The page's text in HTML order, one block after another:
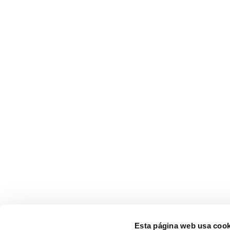
Esta página web usa